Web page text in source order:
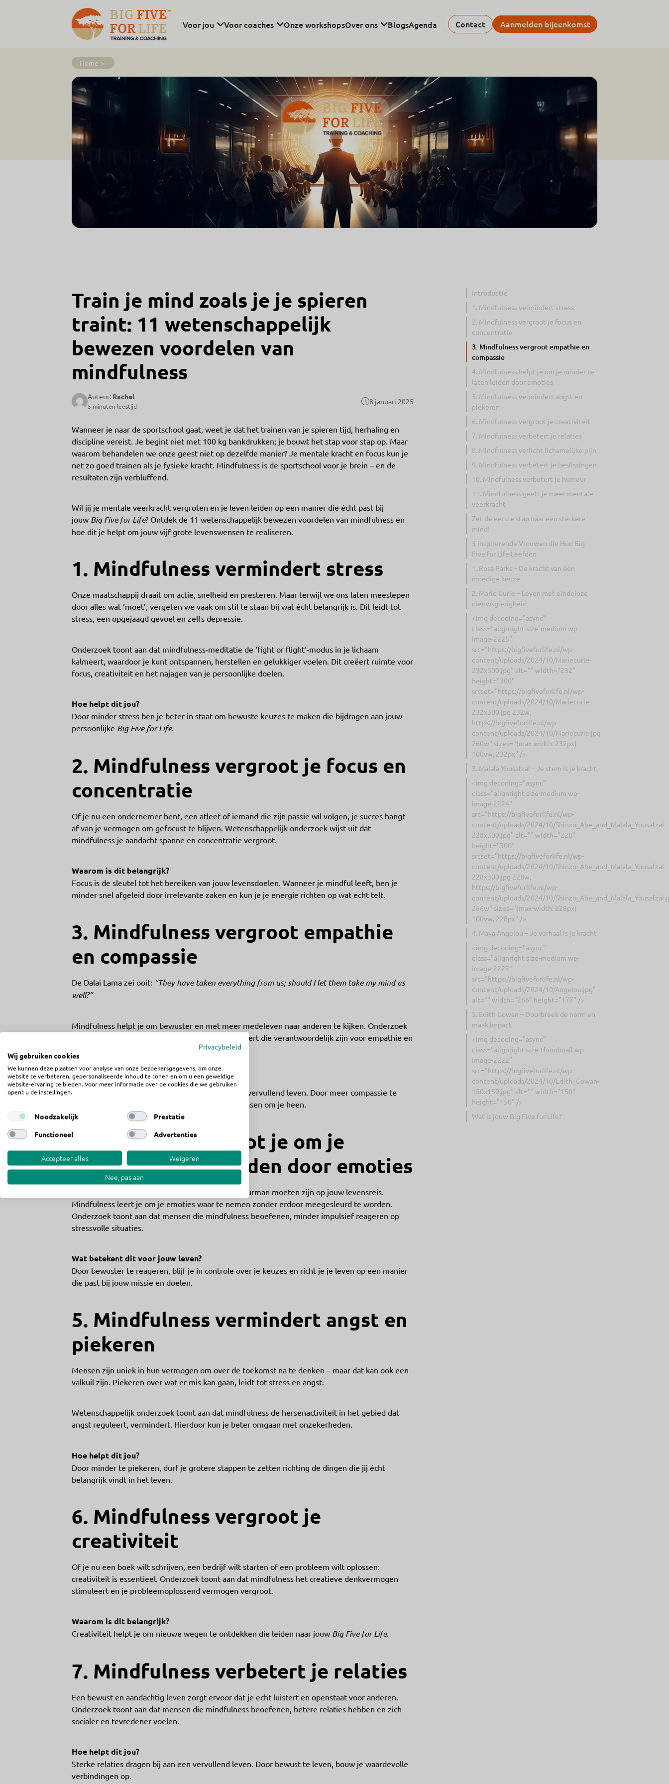
Voor jou Voor coaches Onze workshopsOver ons BlogsAgenda Contact Aanmelden bijeenkomst
Home >
Train je mind zoals je je spieren
traint: 11 wetenschappelijk
bewezen voordelen van
mindfulness
Auteur: Rachel
5 minuten leestijd
8 januari 2025
Wanneer je naar de sportschool gaat, weet je dat het trainen van je spieren tijd, herhaling en
discipline vereist. Je begint niet met 100 kg bankdrukken; je bouwt het stap voor stap op. Maar
waarom behandelen we onze geest niet op dezelfde manier? Je mentale kracht en focus kun je
net zo goed trainen als je fysieke kracht. Mindfulness is de sportschool voor je brein – en de
resultaten zijn verbluffend.
Wil jij je mentale veerkracht vergroten en je leven leiden op een manier die écht past bij
jouw Big Five for Life? Ontdek de 11 wetenschappelijk bewezen voordelen van mindfulness en
hoe dit je helpt om jouw vijf grote levenswensen te realiseren.
1. Mindfulness vermindert stress
Onze maatschappij draait om actie, snelheid en presteren. Maar terwijl we ons laten meeslepen
door alles wat ‘moet’, vergeten we vaak om stil te staan bij wat écht belangrijk is. Dit leidt tot
stress, een opgejaagd gevoel en zelfs depressie.
Onderzoek toont aan dat mindfulness-meditatie de ‘fight or flight’-modus in je lichaam
kalmeert, waardoor je kunt ontspannen, herstellen en gelukkiger voelen. Dit creëert ruimte voor
focus, creativiteit en het najagen van je persoonlijke doelen.
Hoe helpt dit jou?
Door minder stress ben je beter in staat om bewuste keuzes te maken die bijdragen aan jouw
persoonlijke Big Five for Life.
2. Mindfulness vergroot je focus en
concentratie
Of je nu een ondernemer bent, een atleet of iemand die zijn passie wil volgen, je succes hangt
af van je vermogen om gefocust te blijven. Wetenschappelijk onderzoek wijst uit dat
mindfulness je aandacht spanne en concentratie vergroot.
Waarom is dit belangrijk?
Focus is de sleutel tot het bereiken van jouw levensdoelen. Wanneer je mindful leeft, ben je
minder snel afgeleid door irrelevante zaken en kun je je energie richten op wat echt telt.
3. Mindfulness vergroot empathie
en compassie
De Dalai Lama zei ooit: “They have taken everything from us; should I let them take my mind as
well?”
Mindfulness helpt je om bewuster en met meer medeleven naar anderen te kijken. Onderzoek
wijst uit dat meditatie de delen van je brein activeert die verantwoordelijk zijn voor empathie en
Hoe helpt dit jou?
Sterke, oprechte relaties zijn essentieel voor een vervullend leven. Door meer compassie te
tonen, bouw je diepere connecties op met de mensen om je heen.
4. Mindfulness helpt je om je
minder te laten leiden door emoties
Emoties zijn waardevol, maar ze zouden geen stuurman moeten zijn op jouw levensreis.
Mindfulness leert je om je emoties waar te nemen zonder erdoor meegesleurd te worden.
Onderzoek toont aan dat mensen die mindfulness beoefenen, minder impulsief reageren op
stressvolle situaties.
Wat betekent dit voor jouw leven?
Door bewuster te reageren, blijf je in controle over je keuzes en richt je je leven op een manier
die past bij jouw missie en doelen.
5. Mindfulness vermindert angst en
piekeren
Mensen zijn uniek in hun vermogen om over de toekomst na te denken – maar dat kan ook een
valkuil zijn. Piekeren over wat er mis kan gaan, leidt tot stress en angst.
Wetenschappelijk onderzoek toont aan dat mindfulness de hersenactiviteit in het gebied dat
angst reguleert, vermindert. Hierdoor kun je beter omgaan met onzekerheden.
Hoe helpt dit jou?
Door minder te piekeren, durf je grotere stappen te zetten richting de dingen die jij écht
belangrijk vindt in het leven.
6. Mindfulness vergroot je
creativiteit
Of je nu een boek wilt schrijven, een bedrijf wilt starten of een probleem wilt oplossen:
creativiteit is essentieel. Onderzoek toont aan dat mindfulness het creatieve denkvermogen
stimuleert en je probleemoplossend vermogen vergroot.
Waarom is dit belangrijk?
Creativiteit helpt je om nieuwe wegen te ontdekken die leiden naar jouw Big Five for Life.
7. Mindfulness verbetert je relaties
Een bewust en aandachtig leven zorgt ervoor dat je echt luistert en openstaat voor anderen.
Onderzoek toont aan dat mensen die mindfulness beoefenen, betere relaties hebben en zich
socialer en tevredener voelen.
Hoe helpt dit jou?
Sterke relaties dragen bij aan een vervullend leven. Door bewust te leven, bouw je waardevolle
verbindingen op.
Introductie
1. Mindfulness vermindert stress
2. Mindfulness vergroot je focus en
concentratie
3. Mindfulness vergroot empathie en
compassie
4. Mindfulness helpt je om je minder te
laten leiden door emoties
5. Mindfulness vermindert angst en
piekeren
6. Mindfulness vergroot je creativiteit
7. Mindfulness verbetert je relaties
8. Mindfulness verlicht lichamelijke pijn
9. Mindfulness verbetert je beslissingen
10. Mindfulness verbetert je humeur
11. Mindfulness geeft je meer mentale
veerkracht
Zet de eerste stap naar een sterkere
mind!
5 Inspirerende Vrouwen die Hun Big
Five for Life Leefden
1. Rosa Parks – De kracht van één
moedige keuze
2. Marie Curie – Leven met eindeloze
nieuwsgierigheid
<img decoding="async"
class="alignright size-medium wp-
image-2225"
src="https://bigfiveforlife.nl/wp-
content/uploads/2024/10/Mariecurie-
232x300.jpg" alt="" width="232"
height="300"
srcset="https://bigfiveforlife.nl/wp-
content/uploads/2024/10/Mariecurie-
232x300.jpg 232w,
https://bigfiveforlife.nl/wp-
content/uploads/2024/10/Mariecurie.jpg
260w" sizes="(max-width: 232px)
100vw, 232px" />
3. Malala Yousafzai – Je stem is je kracht
<img decoding="async"
class="alignright size-medium wp-
image-2224"
src="https://bigfiveforlife.nl/wp-
content/uploads/2024/10/Shinzo_Abe_and_Malala_Yousafzai-
228x300.jpg" alt="" width="228"
height="300"
srcset="https://bigfiveforlife.nl/wp-
content/uploads/2024/10/Shinzo_Abe_and_Malala_Yousafzai-
228x300.jpg 228w,
https://bigfiveforlife.nl/wp-
content/uploads/2024/10/
266w" sizes="(max-width: 228px)
100vw, 228px" />
4. Maya Angelou – Je verhaal is je kracht
<img decoding="async"
class="alignright size-medium wp-
image-2223"
src="https://bigfiveforlife.nl/wp-
content/uploads/2024/10/Angelou.jpg"
alt="" width="266" height="177" />
5. Edith Cowan – Doorbreek de norm en
maak impact
<img decoding="async"
class="alignright size-thumbnail wp-
image-2222"
src="https://bigfiveforlife.nl/wp-
content/uploads/2024/10/Edith_Cowan-
150x150.jpg" alt="" width="150"
height="150" />
Wat is jouw Big Five for Life?
Privacybeleid
Wij gebruiken cookies
We kunnen deze plaatsen voor analyse van onze bezoekersgegevens, om onze
website te verbeteren, gepersonaliseerde inhoud te tonen en om u een geweldige
website-ervaring te bieden. Voor meer informatie over de cookies die we gebruiken
opent u de instellingen.
Noodzakelijk
Prestatie
Functioneel
Advertenties
Accepteer alles
Weigeren
Nee, pas aan